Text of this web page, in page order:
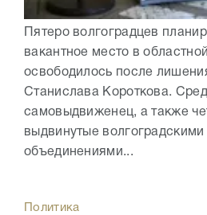
Пятеро волгоградцев
вакантное место в
освободилось после
Станислава Короткова.
самовыдвиженец, а также
выдвинутые
объединениями...
Политика